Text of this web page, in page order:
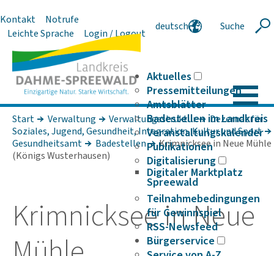
Kontakt
Notrufe
Leichte Sprache
Login / Logout
deutsch
Suche
Aktuelles
Pressemitteilungen
Amtsblätter
Badestellen im Landkreis
Veranstaltungskalender
Publikationen
Digitalisierung
Digitaler Marktplatz
Spreewald
Teilnahmebedingungen
für Gewinnspiel
RSS-Newsfeed
Bürgerservice
Start Verwaltung Verwaltungsstruktur
Dezernat für
Soziales, Jugend, Gesundheit, Integration, Kultur und Sport
Gesundheitsamt
Badestellen
Krimnicksee in Neue Mühle
(Königs Wusterhausen)
Krim­nicksee in Neue